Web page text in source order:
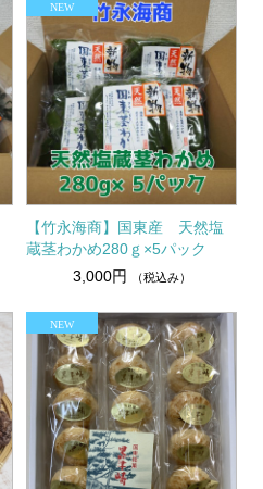
【竹永海商】国東産 天然塩
蔵茎わかめ280ｇ×5パック
3,000円
（税込み）